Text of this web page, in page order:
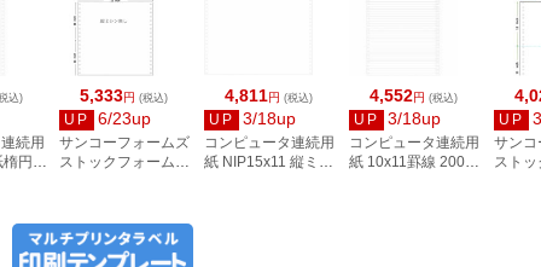
5,333円 (税込)
UP 6/23up
サンコーフォームズ
ストックフォーム
4,811円 (税込)
UP 3/18up
コンピュータ連続用
紙 NIP15x11 縦ミシ
4,552円 (税込)
UP 3/18up
コンピュータ連続用
紙 10x11罫線 2000
UP
サンコ
スト
込)
続用
円 A